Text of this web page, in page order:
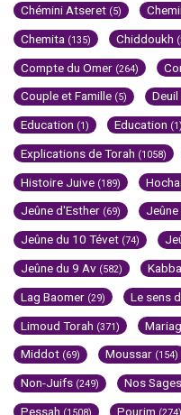
Chémini Atseret (5)
Chemita (135) Chiddoukh
Compte du Omer (264)
Couple et Famille (5) Deuil
Education (1) Education (1)
Explications de Torah (1058)
Histoire Juive (189)
Jeûne d'Esther (69) Jeûne
Jeûne du 10 Tévet (74)
Jeûne du 9 Av (582)
Lag Baomer (29) Le sens
Limoud Torah (371)
Middot (69) Moussar (154)
Non-Juifs (249) Nos Sages
Pessah Pourim